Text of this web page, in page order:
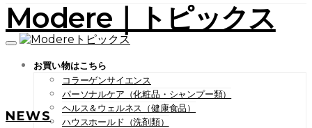
Modere｜トピックス
お買い物はこちら
コラーゲンサイエンス
パーソナルケア（化粧品・シャンプー類）
ヘルス＆ウェルネス（健康食品）
ハウスホールド（洗剤類）
NEWS